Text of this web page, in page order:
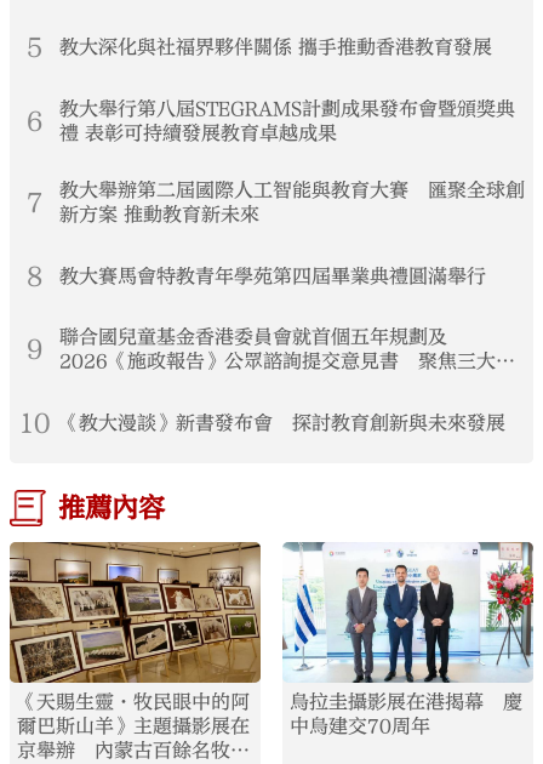
5 教大深化與社福界夥伴關係 攜手推動香港教育發展
6
教大舉行第八屆STEGRAMS計劃成果發布會暨頒獎典
禮 表彰可持續發展教育卓越成果
7
教大舉辦第二屆國際人工智能與教育大賽 匯聚全球創
新方案 推動教育新未來
8 教大賽馬會特教青年學苑第四屆畢業典禮圓滿舉行
9
聯合國兒童基金香港委員會就首個五年規劃及
2026《施政報告》公眾諮詢提交意見書 聚焦三大支
10 《教大漫談》新書發布會 探討教育創新與未來發展
推薦內容
《天賜生靈·牧民眼中的阿
爾巴斯山羊》主題攝影展在
京舉辦 內蒙古百餘名牧民
烏拉圭攝影展在港揭幕 慶
中烏建交70周年